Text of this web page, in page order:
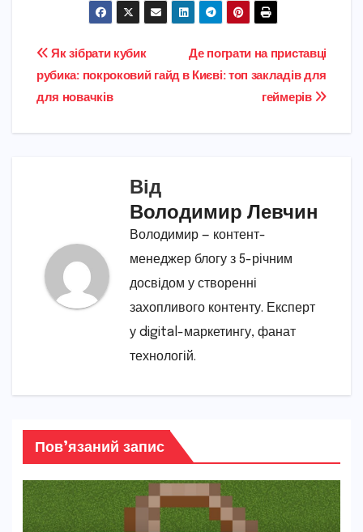
Навігація
записів
Де пограти на приставці
в Києві: топ закладів для
геймерів
Як зібрати кубик
рубика: покроковий гайд
для новачків
Від
Володимир Левчин
Володимир — контент-
менеджер блогу з 5-річним
досвідом у створенні
захопливого контенту. Експерт
у digital-маркетингу, фанат
технологій.
Пов’язаний запис